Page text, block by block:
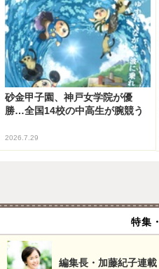
砂金甲子園、神戸女学院が優
勝…全国14校の中高生が腕競う
2026.7.29
特集
編集長・加藤紀子連載